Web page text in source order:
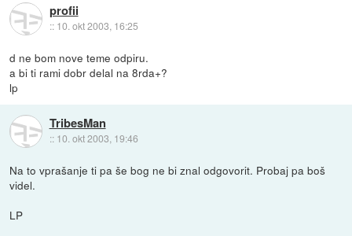
profii
:: 10. okt 2003, 16:25
d ne bom nove teme odpiru.
a bi ti rami dobr delal na 8rda+?
lp
TribesMan
:: 10. okt 2003, 19:46
Na to vprašanje ti pa še bog ne bi znal odgovorit. Probaj pa boš
videl.
LP